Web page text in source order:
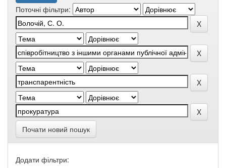
Поточні фільтри:
Почати новий пошук
Додати фільтри: